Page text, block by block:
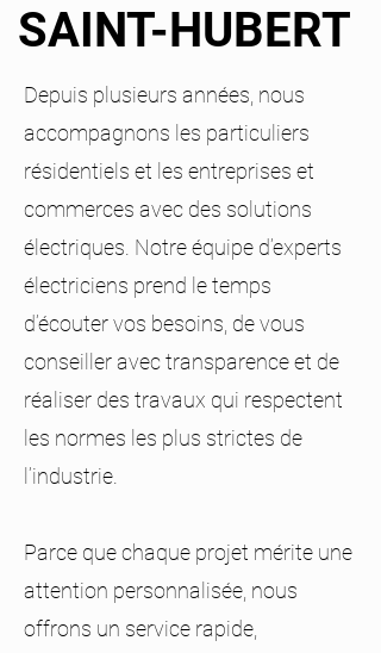
SAINT-HUBERT
Depuis plusieurs années, nous
accompagnons les particuliers
résidentiels et les entreprises et
commerces avec des solutions
électriques. Notre équipe d’experts
électriciens prend le temps
d’écouter vos besoins, de vous
conseiller avec transparence et de
réaliser des travaux qui respectent
les normes les plus strictes de
l’industrie.
Parce que chaque projet mérite une
attention personnalisée, nous
offrons un service rapide,